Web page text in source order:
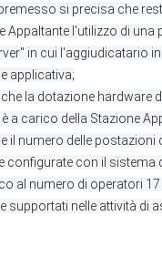
si precisa che
Appaltante l'utilizzo di una
in cui l'aggiudicatario
applicativa;
la dotazione hardware
a carico della Stazione
il numero delle postazioni
configurate con il sistema
al numero di operatori
supportati nelle attività di